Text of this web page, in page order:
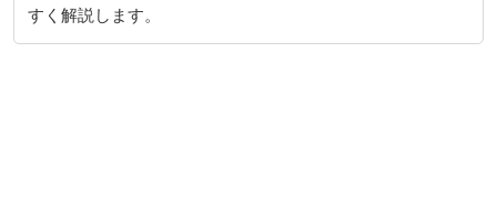
すく解説します。